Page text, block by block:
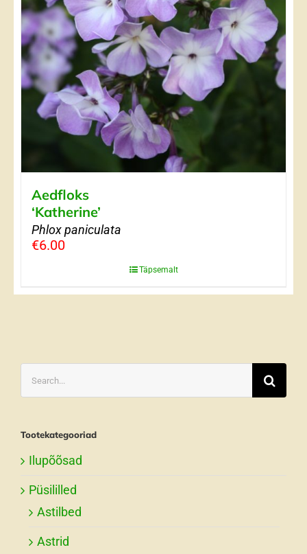
Aedfloks
‘Katherine’
Phlox paniculata
€6.00
Täpsemalt
for:
Tootekategooriad
Ilupõõsad
Püsililled
Astilbed
Astrid